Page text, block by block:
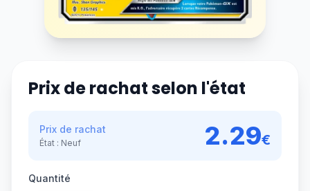
Prix de rachat selon l'état
Prix de rachat
État : Neuf 2.29€
Quantité